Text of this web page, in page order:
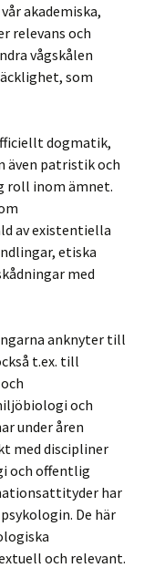
akademiska,
relevans och
vågskålen
som
dogmatik,
även patristik och
roll inom ämnet.
av existentiella
etiska
med
anknyter till
t.ex. till
och
under åren
med discipliner
och offentlig
har
De här
och relevant.